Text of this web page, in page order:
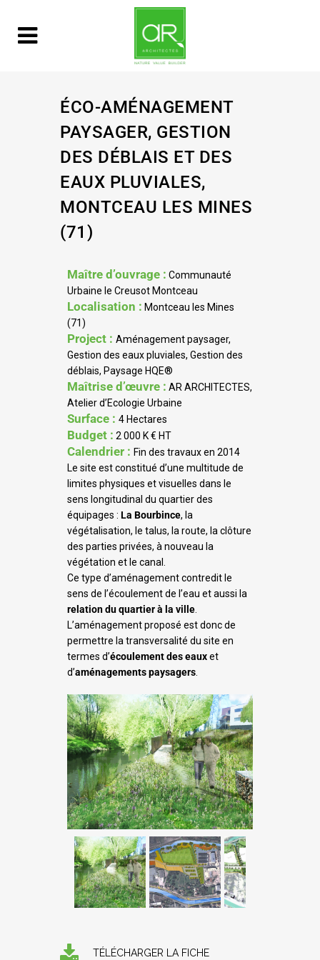
ÉCO-AMÉNAGEMENT
PAYSAGER, GESTION
DES DÉBLAIS ET DES
EAUX PLUVIALES,
MONTCEAU LES MINES
(71)
Maître d’ouvrage : Communauté
Urbaine le Creusot Montceau
Localisation : Montceau les Mines
(71)
Project : Aménagement paysager,
Gestion des eaux pluviales, Gestion des
déblais, Paysage HQE®
Maîtrise d’œuvre : AR ARCHITECTES,
Atelier d’Ecologie Urbaine
Surface : 4 Hectares
Budget : 2 000 K € HT
Calendrier : Fin des travaux en 2014
Le site est constitué d’une multitude de
limites physiques et visuelles dans le
sens longitudinal du quartier des
équipages : La Bourbince, la
végétalisation, le talus, la route, la clôture
des parties privées, à nouveau la
végétation et le canal.
Ce type d’aménagement contredit le
sens de l’écoulement de l’eau et aussi la
relation du quartier à la ville
L’aménagement proposé est donc de
permettre la transversalité du site en
termes d’écoulement des eauxet
d’aménagements paysagers
TÉLÉCHARGER LA FICHE